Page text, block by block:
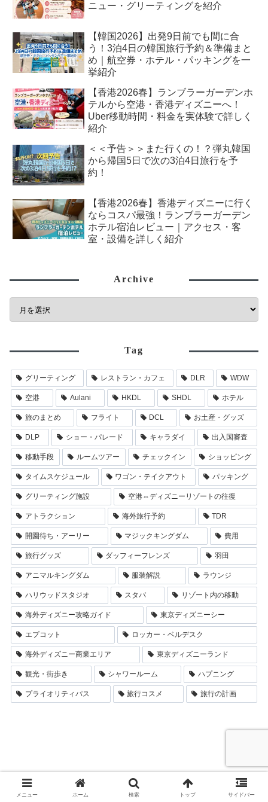
ニュー・グリーティングを紹介
【韓国2026】出発9日前でも間に合
う！3泊4日の韓国旅行予約＆準備まと
め｜航空券・ホテル・パッキングを一
挙紹介
【香港2026春】ランブラーガーデンホ
テルから空港・香港ディズニーへ！
Uber移動時間・料金を実体験で詳しく
紹介
＜＜予告＞＞また行くの！？弾丸韓国
から帰国5日で次の3泊4日旅行を予
約！
【香港2026春】香港ディズニーに行く
ならコスパ最強！ランブラーガーデン
ホテル宿泊レビュー｜アクセス・客
室・設備を詳しく紹介
Archive
Tag
グリーティング レストラン・カフェ DLR WDW
空港 Aulani HKDL SHDL ホテル
旅のまとめ フライト DCL お土産・グッズ
DLP ショー・パレード キャラダイ 出入国審査
移動手段 ルームツアー チェックイン ショッピング
タイムスケジュール ワゴン・テイクアウト パッキング
グリーティング施設 空港⇔ディズニーリゾートの往復
アトラクション 海外旅行予約 TDR
開園待ち・アーリー マジックキングダム 費用
旅行グッズ ダッフィーフレンズ 羽田
アニマルキングダム 服装解説 ラウンジ
ハリウッドスタジオ スタバ リゾート内の移動
海外ディズニー攻略ガイド 東京ディズニーシー
エプコット ロッカー・ベルデスク
海外ディズニー商業エリア 東京ディズニーランド
観光・街歩き シャワールーム ハプニング
プライオリティパス 旅行コスメ 旅行の計画
メニュー ホーム 検索 トップ サイドバー